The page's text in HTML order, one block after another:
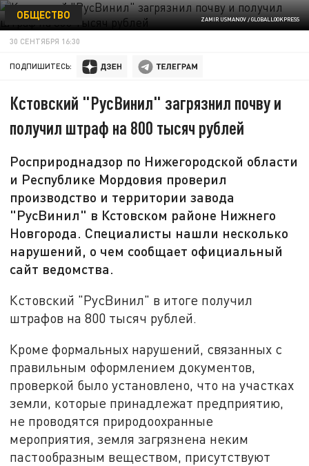
ZAMIR USMANOV / GLOBALLOOKPRESS
ОБЩЕСТВО
30 СЕНТЯБРЯ 16:30
ПОДПИШИТЕСЬ:
Кстовский "РусВинил" загрязнил почву и
получил штраф на 800 тысяч рублей
Росприроднадзор по Нижегородской области
и Республике Мордовия проверил
производство и территории завода
"РусВинил" в Кстовском районе Нижнего
Новгорода. Специалисты нашли несколько
нарушений, о чем сообщает официальный
сайт ведомства.
Кстовский "РусВинил" в итоге получил
штрафов на 800 тысяч рублей.
Кроме формальных нарушений, связанных с
правильным оформлением документов,
проверкой было установлено, что на участках
земли, которые принадлежат предприятию,
не проводятся природоохранные
мероприятия, земля загрязнена неким
пастообразным веществом, присутствуют